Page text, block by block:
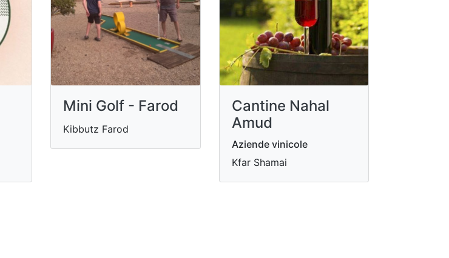
Mini Golf - Farod
Kibbutz Farod
Cantine Nahal
Amud
Aziende vinicole
Kfar Shamai